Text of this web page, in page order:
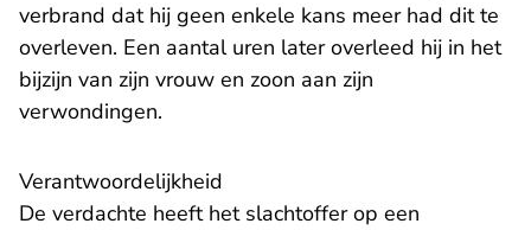
verbrand dat hij geen enkele kans meer had dit te
overleven. Een aantal uren later overleed hij in het
bijzijn van zijn vrouw en zoon aan zijn
verwondingen.
Verantwoordelijkheid
De verdachte heeft het slachtoffer op een